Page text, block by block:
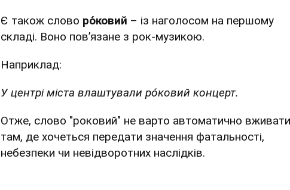
Є також слово ро́ковий – із наголосом на першому
складі. Воно пов’язане з рок-музикою.
Наприклад:
У центрі міста влаштували ро́ковий концерт.
Отже, слово "роковий" не варто автоматично вживати
там, де хочеться передати значення фатальності,
небезпеки чи невідворотних наслідків.